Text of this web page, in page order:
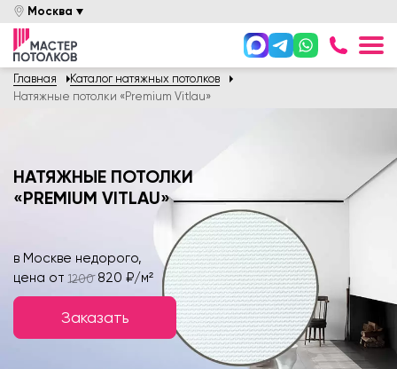
Москва
Онлайн оплата
Каталог
Услуги
Акции
Покупателям
+7
Главная
Каталог натяжных потолков
Натяжные потолки «Premium Vitlau»
НАТЯЖНЫЕ ПОТОЛКИ
«PREMIUM VITLAU»
в Москве недорого,
цена от 1200820 ₽/м²
Заказать